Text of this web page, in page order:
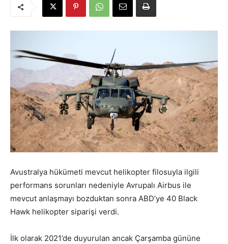
Avustralya hükümeti mevcut helikopter filosuyla ilgili
performans sorunları nedeniyle Avrupalı Airbus ile
mevcut anlaşmayı bozduktan sonra ABD’ye 40 Black
Hawk helikopter siparişi verdi.
İlk olarak 2021’de duyurulan ancak Çarşamba gününe